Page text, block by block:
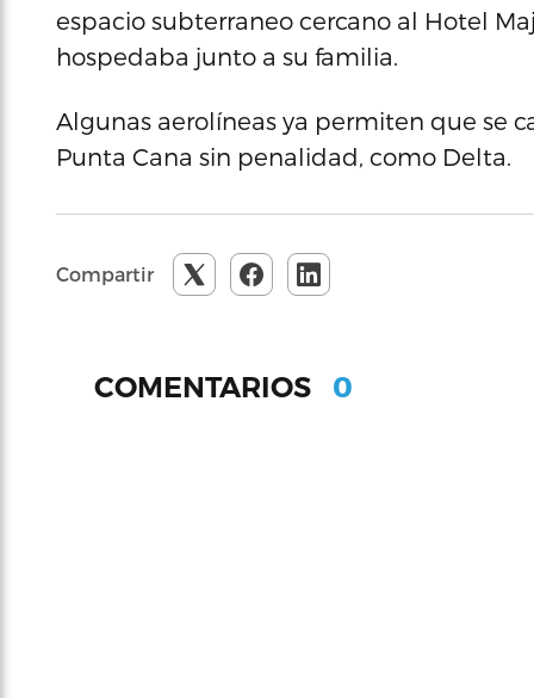
espacio subterraneo cercano al Hotel
hospedaba junto a su familia.
Algunas aerolíneas ya permiten que se
Punta Cana sin penalidad, como Delta.
Compartir
COMENTARIOS 0